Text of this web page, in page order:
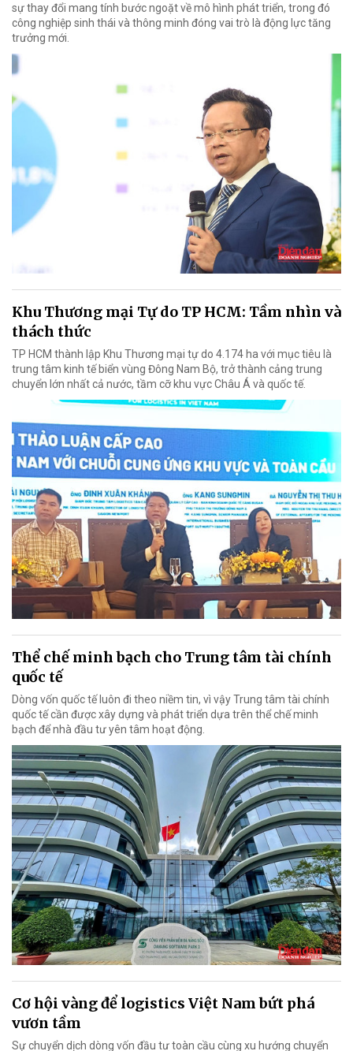
sự thay đổi mang tính bước ngoặt về mô hình phát triển, trong đó
công nghiệp sinh thái và thông minh đóng vai trò là động lực tăng
trưởng mới.
Khu Thương mại Tự do TP HCM: Tầm nhìn và
thách thức
TP HCM thành lập Khu Thương mại tự do 4.174 ha với mục tiêu là
trung tâm kinh tế biển vùng Đông Nam Bộ, trở thành cảng trung
chuyển lớn nhất cả nước, tầm cỡ khu vực Châu Á và quốc tế.
Thể chế minh bạch cho Trung tâm tài chính
quốc tế
Dòng vốn quốc tế luôn đi theo niềm tin, vì vậy Trung tâm tài chính
quốc tế cần được xây dựng và phát triển dựa trên thể chế minh
bạch để nhà đầu tư yên tâm hoạt động.
Cơ hội vàng để logistics Việt Nam bứt phá
vươn tầm
Sự chuyển dịch dòng vốn đầu tư toàn cầu cùng xu hướng chuyển